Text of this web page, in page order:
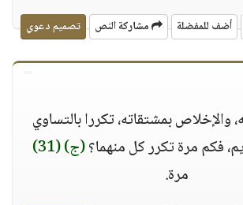
أضف للمفضلة مشاركة النص تصميم دعوي
والإخلاص بمشتقاته، تكررا بالتساوي
فكم مرة تكرر كل منهما؟(ج)(31)
مرة.